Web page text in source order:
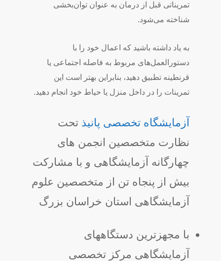
تمریناتی قبل از درمان به عنوان توان‌بخشی
شناخته می‌شود.
به یاد داشته باشید که اعمال خود را با
دستورالعمل‌های مربوط به فاصله اجتماعی یا
قرنطینه تطبیق دهید، بنابراین بهتر است این
تمرینات را در داخل منزل یا حیاط خود انجام دهید.
آزمایشگاه تخصصی پانیذ تحت
نظارت متخصصین انجمن های
چهارگانه آزمایشگاهی و با مشارکت
بیش از پنجاه تن از متخصصین علوم
آزمایشگاهی استان خراسان بزرگ
با مجهزترین دستگاههای
آزمایشگاهی مرکز تخصصی